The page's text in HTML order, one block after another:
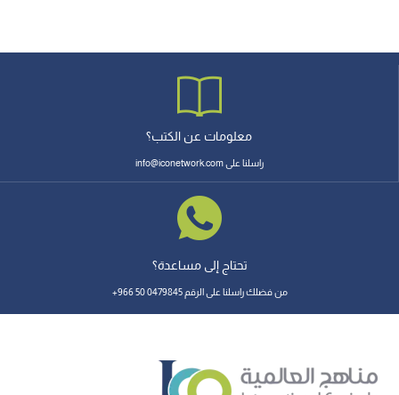
معلومات عن الكتب؟
راسلنا على info@iconetwork.com
تحتاج إلى مساعدة؟
من فضلك راسلنا على الرقم 0479845 50 966+